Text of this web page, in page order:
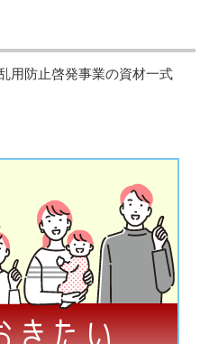
防止啓発事業の資材一式